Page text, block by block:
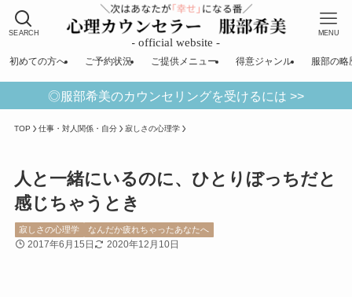
SEARCH MENU
初めての方へ ご予約状況 ご提供メニュー 得意ジャンル 服部の略
◎服部希美のカウンセリングを受けるには >>
TOP 仕事・対人関係・自分 寂しさの心理学
人と一緒にいるのに、ひとりぼっちだと
感じちゃうとき
寂しさの心理学 なんだか疲れちゃったあなたへ
2017年6月15日 2020年12月10日